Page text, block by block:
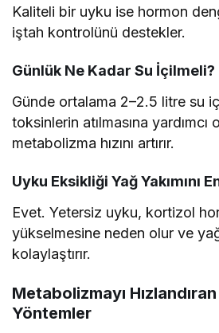
Kaliteli bir uyku ise hormon
iştah kontrolünü destekler.
Günlük Ne Kadar Su İçilmeli?
Günde ortalama 2–2.5 litre su
toksinlerin atılmasına yardımcı
metabolizma hızını artırır.
Uyku Eksikliği Yağ Yakımını
Evet. Yetersiz uyku, kortizol
yükselmesine neden olur ve
kolaylaştırır.
Metabolizmayı
Yöntemler